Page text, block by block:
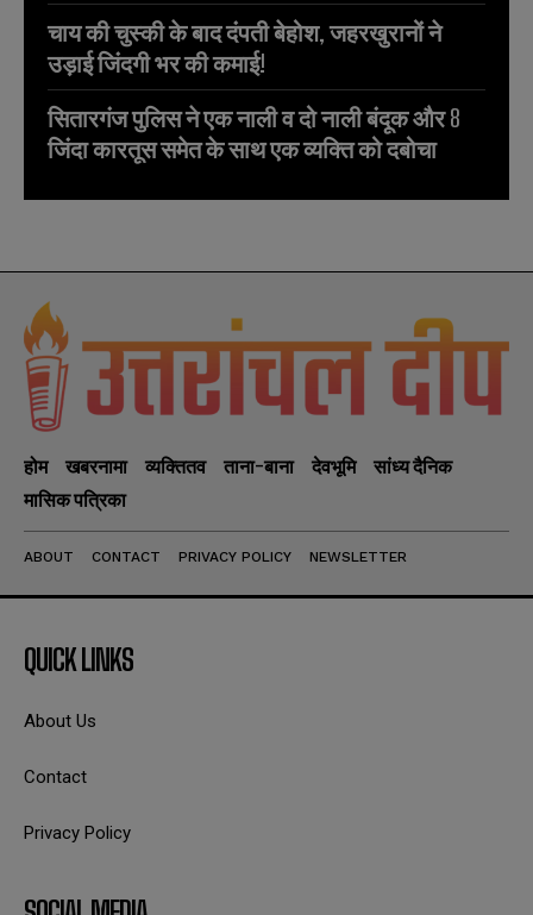
चाय की चुस्की के बाद दंपती बेहोश, जहरखुरानों ने
उड़ाई जिंदगी भर की कमाई!
सितारगंज पुलिस ने एक नाली व दो नाली बंदूक और 8
जिंदा कारतूस समेत के साथ एक व्यक्ति को दबोचा
होम खबरनामा व्यक्तितव ताना-बाना देवभूमि
सांध्य दैनिक
मासिक पत्रिका
ABOUT CONTACT PRIVACY POLICY NEWSLETTER
QUICK LINKS
About Us
Contact
Privacy Policy